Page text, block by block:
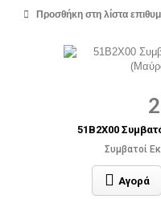
Προσθήκη στη λίστα
51B2X00
Συμβατοί
Αγορά